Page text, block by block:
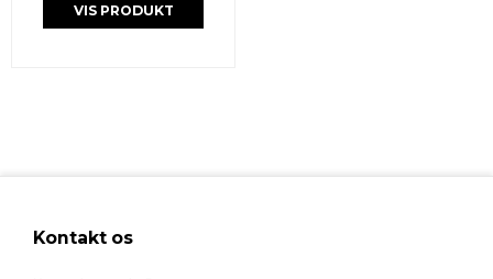
VIS PRODUKT
Kontakt os